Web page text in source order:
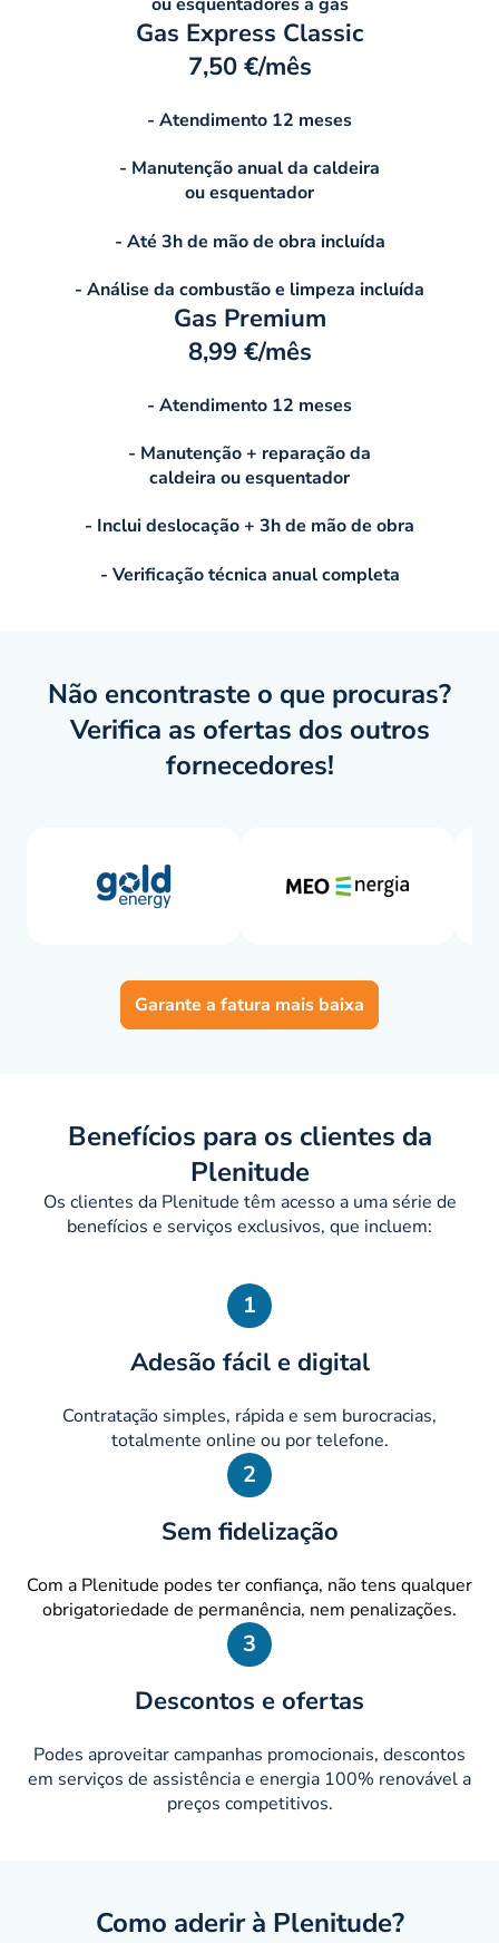
Gas Express Classic
7,50 €/mês
- Atendimento 12 meses
- Manutenção anual da caldeira
ou esquentador
- Até 3h de mão de obra incluída
- Análise da combustão e limpeza incluída
Gas Premium
8,99 €/mês
- Atendimento 12 meses
- Manutenção + reparação da
caldeira ou esquentador
- Inclui deslocação + 3h de mão de obra
- Verificação técnica anual completa
Não encontraste o que procuras?
Verifica as ofertas dos outros
fornecedores!
Garante a fatura mais baixa
Benefícios para os clientes da
Plenitude
Os clientes da Plenitude têm acesso a uma série de
benefícios e serviços exclusivos, que incluem:
1
Adesão fácil e digital
Contratação simples, rápida e sem burocracias,
totalmente online ou por telefone.
2
Sem fidelização
Com a Plenitude podes ter confiança, não tens qualquer
obrigatoriedade de permanência, nem penalizações.
3
Descontos e ofertas
Podes aproveitar campanhas promocionais, descontos
em serviços de assistência e energia 100% renovável a
preços competitivos.
Como aderir à Plenitude?